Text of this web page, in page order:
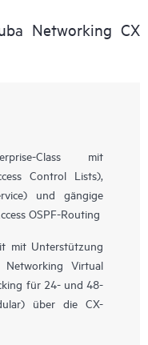
Networking CX
Class mit
Control Lists),
und gängige
OSPF-Routing
mit Unterstützung
Virtual
für 24- und 48-
über die CX-